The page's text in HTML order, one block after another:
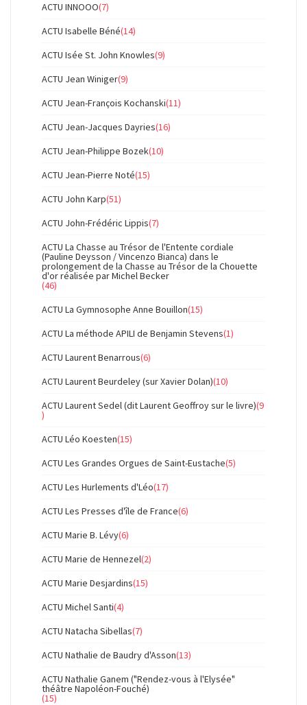
ACTU INNOOO(7)
ACTU Isabelle Béné(14)
ACTU Isée St. John Knowles(9)
ACTU Jean Winiger(9)
ACTU Jean-François Kochanski(11)
ACTU Jean-Jacques Dayries(16)
ACTU Jean-Philippe Bozek(10)
ACTU Jean-Pierre Noté(15)
ACTU John Karp(51)
ACTU John-Frédéric Lippis(7)
ACTU La Chasse au Trésor de l'Entente cordiale
(Pauline Deysson / Vincenzo Bianca) dans le
prolongement de la Chasse au Trésor de la Chouette
d'or réalisée par Michel Becker
(46)
ACTU La Gymnosophe Anne Bouillon(15)
ACTU La méthode APILI de Benjamin Stevens(1)
ACTU Laurent Benarrous(6)
ACTU Laurent Beurdeley (sur Xavier Dolan)(10)
ACTU Laurent Sedel (dit Laurent Geoffroy sur le livre)(9
)
ACTU Léo Koesten(15)
ACTU Les Grandes Orgues de Saint-Eustache(5)
ACTU Les Hurlements d'Léo(17)
ACTU Les Presses d'île de France(6)
ACTU Marie B. Lévy(6)
ACTU Marie de Hennezel(2)
ACTU Marie Desjardins(15)
ACTU Michel Santi(4)
ACTU Natacha Sibellas(7)
ACTU Nathalie de Baudry d'Asson(13)
ACTU Nathalie Ganem ("Rendez-vous à l'Elysée"
théâtre Napoléon-Fouché)
(15)